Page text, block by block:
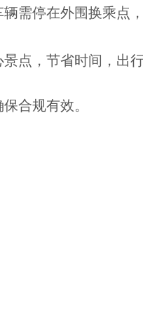
需停在外围换乘点
点，节省时间，出行
合规有效。